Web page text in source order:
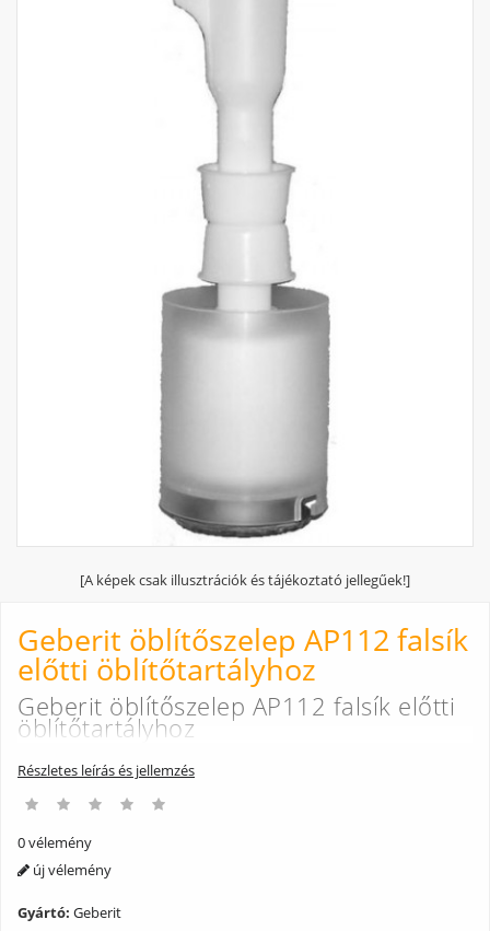
[A képek csak illusztrációk és tájékoztató jellegűek!]
Geberit öblítőszelep AP112 falsík
előtti öblítőtartályhoz
Geberit öblítőszelep AP112 falsík előtti
öblítőtartályhoz
Részletes leírás és jellemzés
0 vélemény
új vélemény
Gyártó: Geberit